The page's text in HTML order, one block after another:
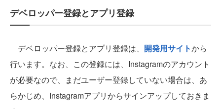
デベロッパー登録とアプリ登録
デベロッパー登録とアプリ登録は、 開発用サイトから
行います。なお、この登録には、Instagramのアカウント
が必要なので、まだユーザー登録していない場合は、あ
らかじめ、Instagramアプリからサインアップしておきま